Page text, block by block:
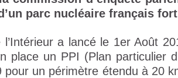
parc nucléaire français
l’Intérieur a lancé le 1er Août
place un PPI (Plan particulier
pour un périmètre étendu à 20